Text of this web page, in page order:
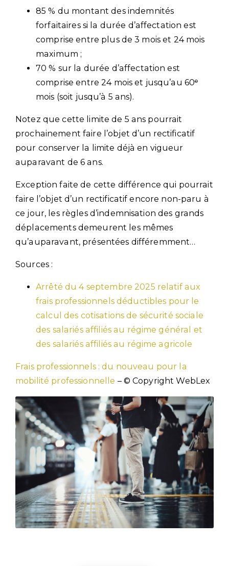
85 % du montant des indemnités
forfaitaires si la durée d’affectation est
comprise entre plus de 3 mois et 24 mois
maximum ;
70 % sur la durée d’affectation est
comprise entre 24 mois et jusqu’au 60ᵉ
mois (soit jusqu’à 5 ans).
Notez que cette limite de 5 ans pourrait
prochainement faire l’objet d’un rectificatif
pour conserver la limite déjà en vigueur
auparavant de 6 ans.
Exception faite de cette différence qui pourrait
faire l’objet d’un rectificatif encore non-paru à
ce jour, les règles d’indemnisation des grands
déplacements demeurent les mêmes
qu’auparavant, présentées différemment…
Sources :
Arrêté du 4 septembre 2025 relatif aux
frais professionnels déductibles pour le
calcul des cotisations de sécurité sociale
des salariés affiliés au régime général et
des salariés affiliés au régime agricole
Frais professionnels : du nouveau pour la
mobilité professionnelle – © Copyright WebLex